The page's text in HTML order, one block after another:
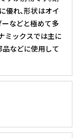
優れ､形状はオイ
などと極めて多
ミックスでは主に
などに使用して